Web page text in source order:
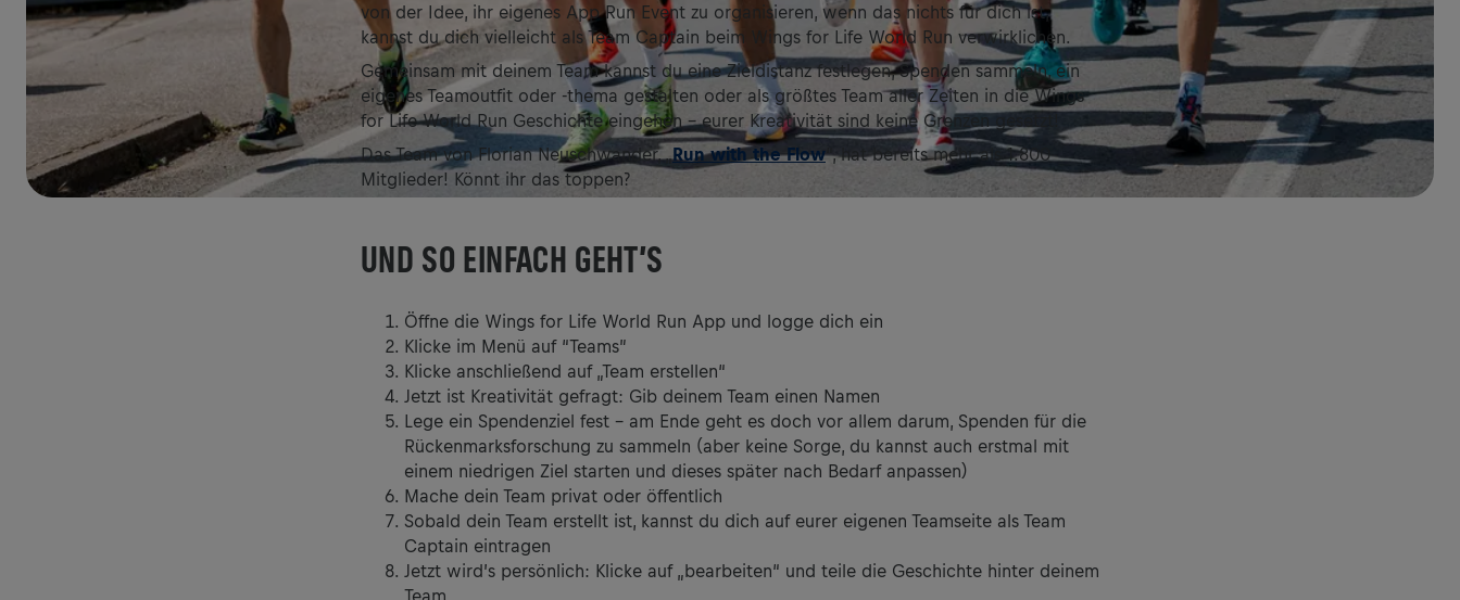
von der Idee, ihr eigenes App Run Event zu organisieren, wenn das nichts für dich ist,
kannst du dich vielleicht als Team Captain beim Wings for Life World Run verwirklichen.
Gemeinsam mit deinem Team kannst du eine Zieldistanz festlegen, Spenden sammeln, ein
eigenes Teamoutfit oder -thema gestalten oder als größtes Team aller Zeiten in die Wings
for Life World Run Geschichte eingehen – eurer Kreativität sind keine Grenzen gesetzt!
Das Team von Florian Neuschwander, „Run with the Flow“, hat bereits mehr als 1.800
Mitglieder! Könnt ihr das toppen?
UND SO EINFACH GEHT’S
Öffne die Wings for Life World Run App und logge dich ein
Klicke im Menü auf “Teams”
Klicke anschließend auf „Team erstellen“
Jetzt ist Kreativität gefragt: Gib deinem Team einen Namen
Lege ein Spendenziel fest – am Ende geht es doch vor allem darum, Spenden für die
Rückenmarksforschung zu sammeln (aber keine Sorge, du kannst auch erstmal mit
einem niedrigen Ziel starten und dieses später nach Bedarf anpassen)
Mache dein Team privat oder öffentlich
Sobald dein Team erstellt ist, kannst du dich auf eurer eigenen Teamseite als Team
Captain eintragen
Jetzt wird’s persönlich: Klicke auf „bearbeiten“ und teile die Geschichte hinter deinem
Team